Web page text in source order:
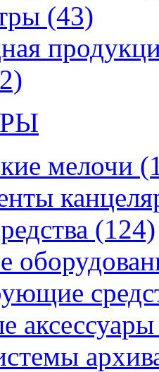
(43)
мелочи
(124)